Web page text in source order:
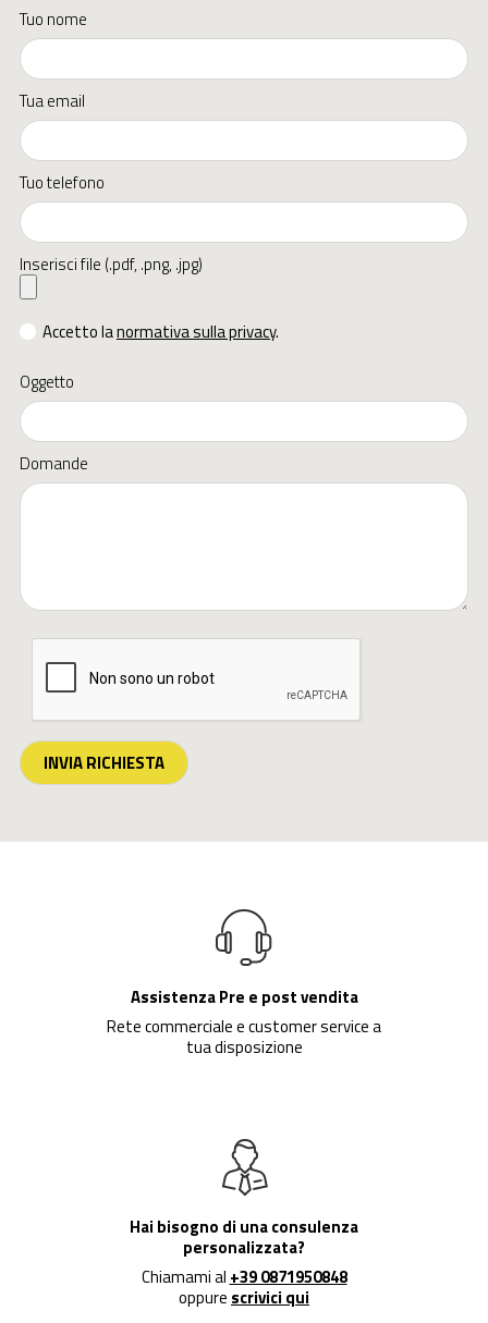
Tuo nome
Tua email
Tuo telefono
Inserisci file (.pdf, .png, .jpg)
Accetto lanormativa sulla privacy.
Oggetto
Domande
INVIA RICHIESTA
Assistenza Pre e post vendita
Rete commerciale e customer service a
tua disposizione
Hai bisogno di una consulenza
personalizzata?
Chiamami al +39 0871950848
oppure scrivici qui